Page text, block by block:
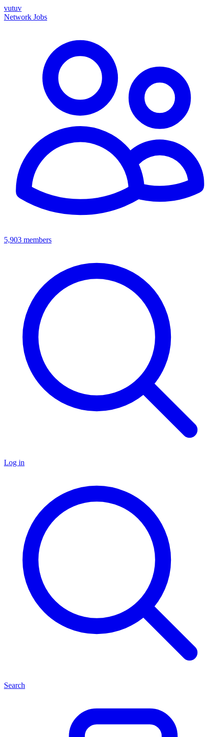
vutuv
Network Jobs
5,903 members
Log in
Search